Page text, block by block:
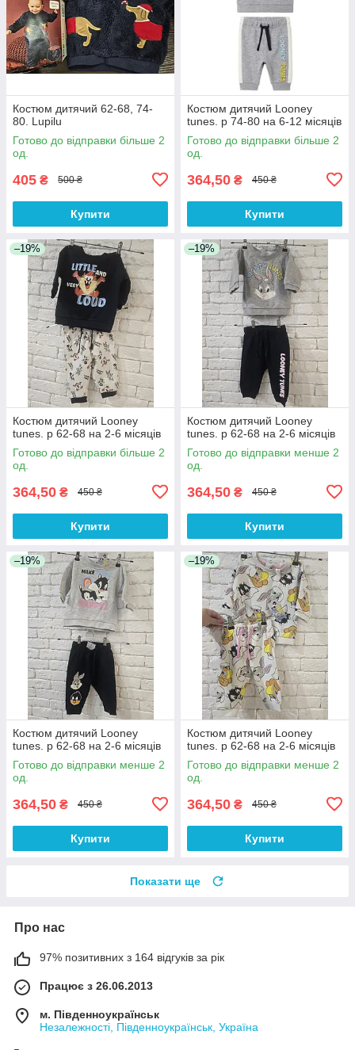
Костюм дитячий 62-68, 74-
80. Lupilu
Готово до відправки більше 2
од.
405 ₴ 500 ₴
Купити
Костюм дитячий Looney
tunes. р 74-80 на 6-12 місяців
Готово до відправки більше 2
од.
364,50 ₴ 450 ₴
Купити
–19%
Костюм дитячий Looney
tunes. р 62-68 на 2-6 місяців
Готово до відправки більше 2
од.
364,50 ₴ 450 ₴
Купити
–19%
Костюм дитячий Looney
tunes. р 62-68 на 2-6 місяців
Готово до відправки менше 2
од.
364,50 ₴ 450 ₴
Купити
–19%
Костюм дитячий Looney
tunes. р 62-68 на 2-6 місяців
Готово до відправки менше 2
од.
364,50 ₴ 450 ₴
Купити
–19%
Костюм дитячий Looney
tunes. р 62-68 на 2-6 місяців
Готово до відправки менше 2
од.
364,50 ₴ 450 ₴
Купити
Показати ще
Про нас
97% позитивних з 164 відгуків за рік
Працює з 26.06.2013
м. Південноукраїнськ
Незалежності, Південноукраїнськ, Україна